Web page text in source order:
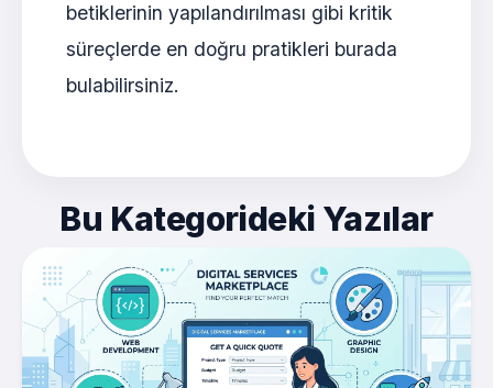
betiklerinin yapılandırılması gibi kritik
süreçlerde en doğru pratikleri burada
bulabilirsiniz.
Bu Kategorideki Yazılar